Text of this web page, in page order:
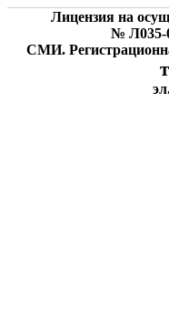
Лицензия на
№ Л035-
СМИ.